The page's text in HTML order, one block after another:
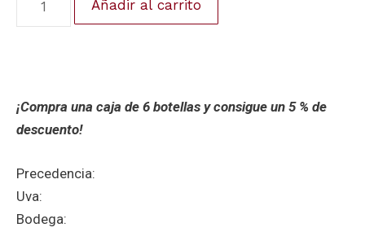
Añadir al carrito
¡Compra una caja de 6 botellas y consigue un 5 % de
descuento!
Precedencia:
Uva:
Bodega: